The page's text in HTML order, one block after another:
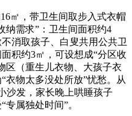
㎡，带卫生间取步入式衣帽
纳需求”：卫生间面积约4
消取孩子、白叟共用公共卫
积约3㎡，可设想成“分区收
区（重生儿衣物、大孩子衣
衣物太多没处所放”忧愁。从
沙发，家长晚上哄睡孩子
属独处时间”。